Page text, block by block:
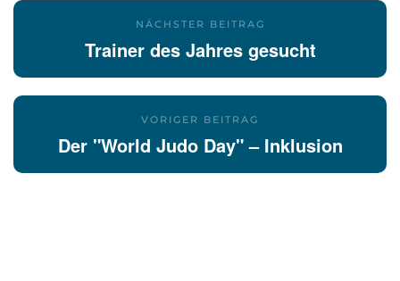
NÄCHSTER BEITRAG
Trainer des Jahres gesucht
VORIGER BEITRAG
Der "World Judo Day" – Inklusion